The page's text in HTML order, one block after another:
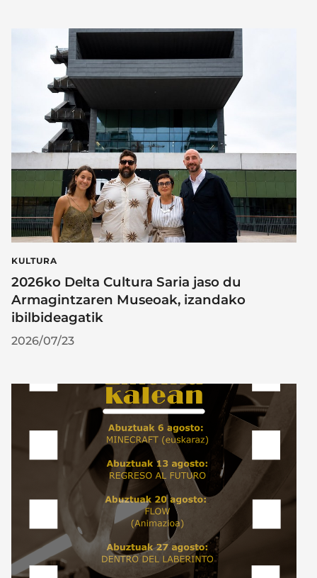
KULTURA
2026ko Delta Cultura Saria jaso du
Armagintzaren Museoak, izandako
ibilbideagatik
2026/07/23